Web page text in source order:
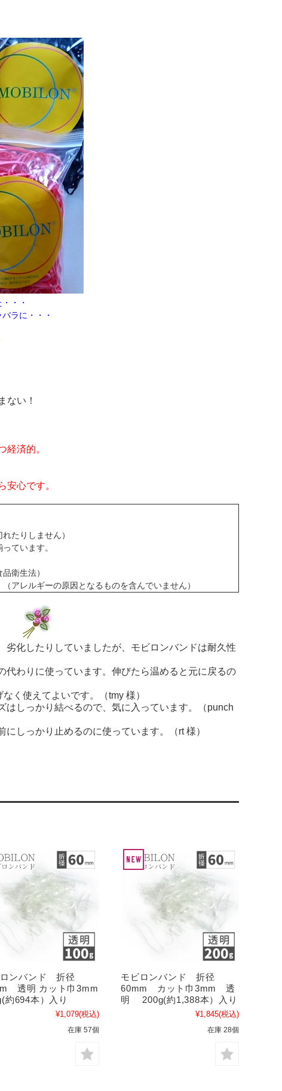
・・
ラに・・・
ない！
経済的。
安心です。
たりしません）
ています。
衛生法）
アレルギーの原因となるものを含んでいません）
化したりしていましたが、モビロンバンドは耐久性
わりに使っています。伸びたら温めると元に戻るの
く使えてよいです。（tmy 様）
しっかり結べるので、気に入っています。（punch
しっかり止めるのに使っています。（rt 様）
ンバンド 折径
透明 カット巾3mm
約694本）入り
¥1,079(税込)
在庫 57個
モビロンバンド 折径
60mm カット巾3mm 透
明 200g(約1,388本）入り
¥1,845(税込)
在庫 28個